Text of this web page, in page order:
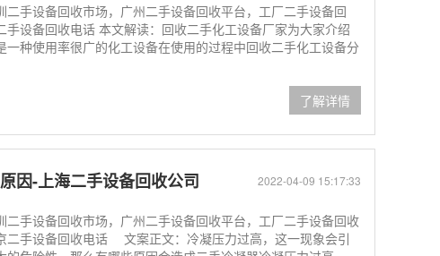
手设备回收市场，广州二手设备回收平台，工厂二手设备回
设备回收电话 本文解读：回收二手化工设备厂家为大家介绍
种使用率很广的化工设备在使用的过程中回收二手化工设备分
了解详情
2022-04-09 15:17:33
因-上海二手设备回收公司
手设备回收市场，广州二手设备回收平台，工厂二手设备回收
二手设备回收电话 文案正文：冷凝压力过高，这一现象会引